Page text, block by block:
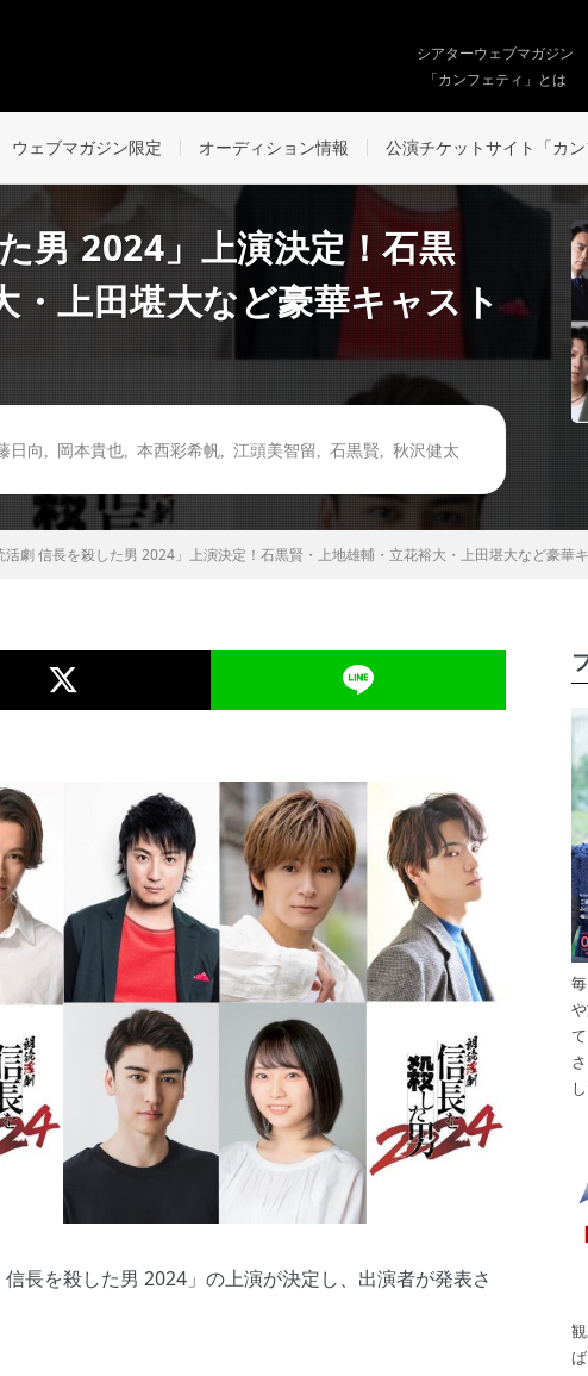
シアターウェブマガジン
「カンフェティ」とは
ウェブマガジン限定 オーディション情報 公演チケットサイト「カン
男 2024」上演決定！石黒
・上田堪大など豪華キャスト
日向 岡本貴也 本西彩希帆 江頭美智留 石黒賢
秋沢健太
活劇 信長を殺した男 2024」上演決定！石黒賢・上地雄輔・立花裕大・上田堪大など豪華
長を殺した男 2024」の上演が決定し、出演者が発表さ